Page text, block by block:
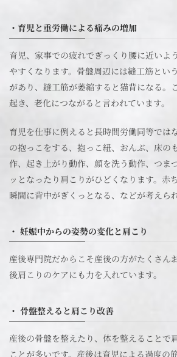
・育児と重労働による痛みの増加
育児、家事での疲れでぎっくり腰に近いよ
やすくなります。骨盤周辺には縫工筋とい
があり、縫工筋が萎縮すると猫背になる。
起き、老化につながると言われています。
育児を仕事に例えると長時間労働同等では
の抱っこをする、抱っこ紐、おんぶ、床の
作、起き上がり動作、顔を洗う動作、つま
ッとなったり肩こりがひどくなります。赤
瞬間に背中がぎくっとなる、などが考えられ
・ 妊娠中からの姿勢の変化と肩こり
産後専門院だからこそ産後の方がたくさん
後肩こりのケアにも力を入れています。
・ 骨盤整えると肩こり改善
産後の骨盤を整えたり、体を整えることで
ことが多いです。産後は育児による過度の